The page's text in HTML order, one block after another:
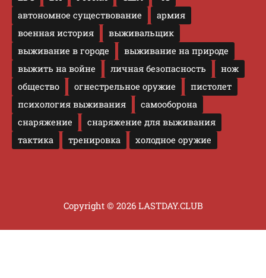
автономное существование
армия
военная история
выживальщик
выживание в городе
выживание на природе
выжить на войне
личная безопасность
нож
общество
огнестрельное оружие
пистолет
психология выживания
самооборона
снаряжение
снаряжение для выживания
тактика
тренировка холодное оружие
Copyright © 2026 LASTDAY.CLUB